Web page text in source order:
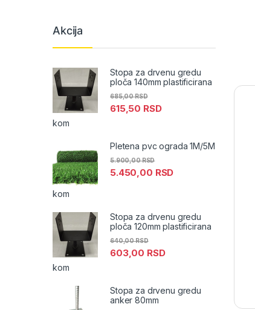
Akcija
Stopa za drvenu gredu
ploča 140mm plastificirana
615,50 RSD
685,00RSD
kom
Pletena pvc ograda 1M/5M
5.450,00 RSD
5.900,00RSD
kom
Stopa za drvenu gredu
ploča 120mm plastificirana
603,00 RSD
640,00RSD
kom
Stopa za drvenu gredu
anker 80mm